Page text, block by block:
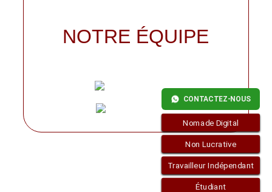
NOTRE ÉQUIPE
CONTACTEZ-NOUS
Nomade Digital
Non Lucrative
Travailleur Indépendant
Étudiant